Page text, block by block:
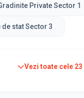
Private Sector 1
stat Sector 3
Vezi toate cele 23